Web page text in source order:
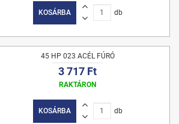
KOSÁRBA db
45 HP 023 ACÉL FÚRÓ
3 717 Ft
RAKTÁRON
KOSÁRBA db